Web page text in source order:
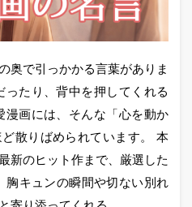
奥で引っかかる言葉がありま
たり、背中を押してくれる
漫画には、そんな「心を動か
散りばめられています。 本
新のヒット作まで、厳選した
胸キュンの瞬間や切ない別れ